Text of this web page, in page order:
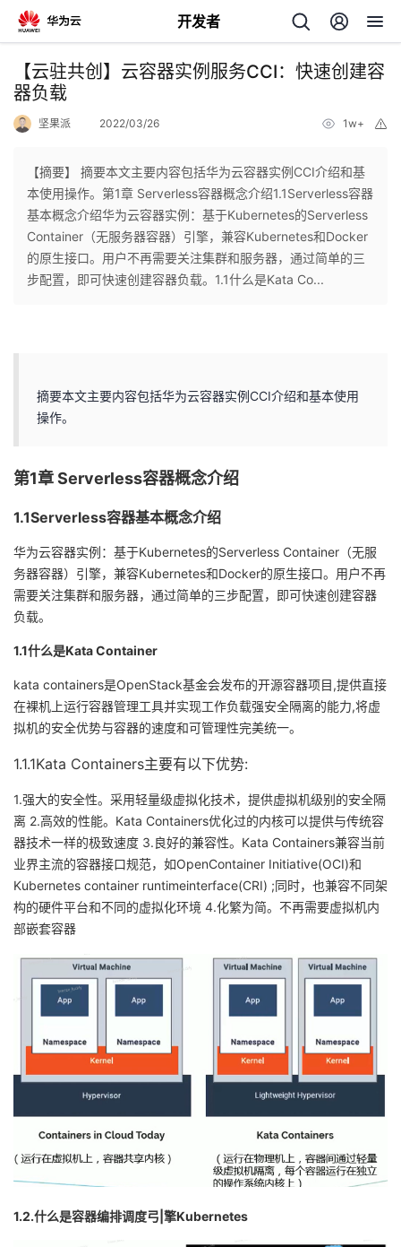
开发者
返
回
个
人
我
我
的
博
客
我
的
论
坛
我
的
圈
子
我
的
直
播
我
的
活
我
的
注
我
开
发
者
学
我
的
课
我
的
证
我
实
的
的
Programs
我
的
支
持
的
技
持
我
的
建
【云驻共创】云容器实例服务CCI：快速创建容
器负载
坚果派 2022/03/26 1w+
【摘要】 摘要本文主要内容包括华为云容器实例CCI介绍和基
本使用操作。第1章 Serverless容器概念介绍1.1Serverless容器
基本概念介绍华为云容器实例：基于Kubernetes的Serverless
Container（无服务器容器）引擎，兼容Kubernetes和Docker
的原生接口。用户不再需要关注集群和服务器，通过简单的三
步配置，即可快速创建容器负载。1.1什么是Kata Co...
摘要本文主要内容包括华为云容器实例CCI介绍和基本使用
操作。
第1章 Serverless容器概念介绍
1.1Serverless容器基本概念介绍
华为云容器实例：基于Kubernetes的Serverless Container（无服
务器容器）引擎，兼容Kubernetes和Docker的原生接口。用户不再
需要关注集群和服务器，通过简单的三步配置，即可快速创建容器
负载。
1.1什么是Kata Container
kata containers是OpenStack基金会发布的开源容器项目,提供直接
在裸机上运行容器管理工具并实现工作负载强安全隔离的能力,将虚
拟机的安全优势与容器的速度和可管理性完美统一。
1.1.1Kata Containers主要有以下优势:
1.强大的安全性。采用轻量级虚拟化技术，提供虚拟机级别的安全隔
离 2.高效的性能。Kata Containers优化过的内核可以提供与传统容
器技术一样的极致速度 3.良好的兼容性。Kata Containers兼容当前
业界主流的容器接口规范，如OpenContainer Initiative(OCI)和
Kubernetes container runtimeinterface(CRI) ;同时，也兼容不同架
构的硬件平台和不同的虚拟化环境 4.化繁为简。不再需要虚拟机内
部嵌套容器
1.2.什么是容器编排调度弓|擎Kubernetes